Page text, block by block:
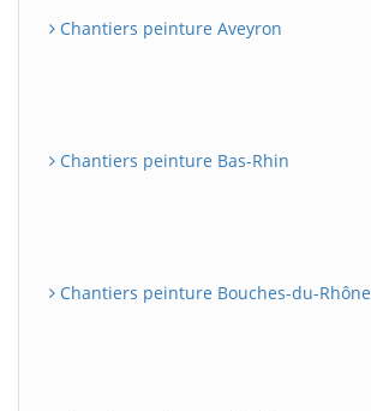
Chantiers peinture Aveyron
Chantiers peinture Bas-Rhin
Chantiers peinture Bouches-du-Rhône